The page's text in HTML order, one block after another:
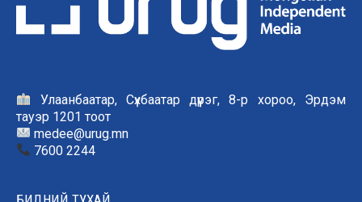
Улаанбаатар, Сүхбаатар дүүрэг, 8-р хороо, Эрдэм
тауэр 1201 тоот
medee@urug.mn
7600 2244